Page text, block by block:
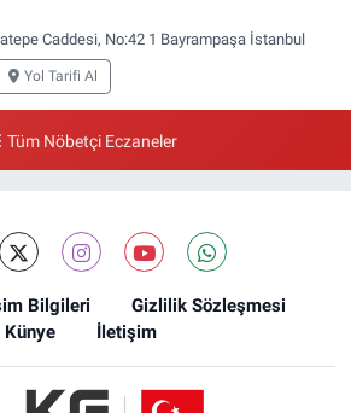
Caddesi, No:42 1 Bayrampaşa İstanbul
Yol Tarifi Al
Tüm Nöbetçi Eczaneler
Bilgileri
Gizlilik Sözleşmesi
Künye
İletişim